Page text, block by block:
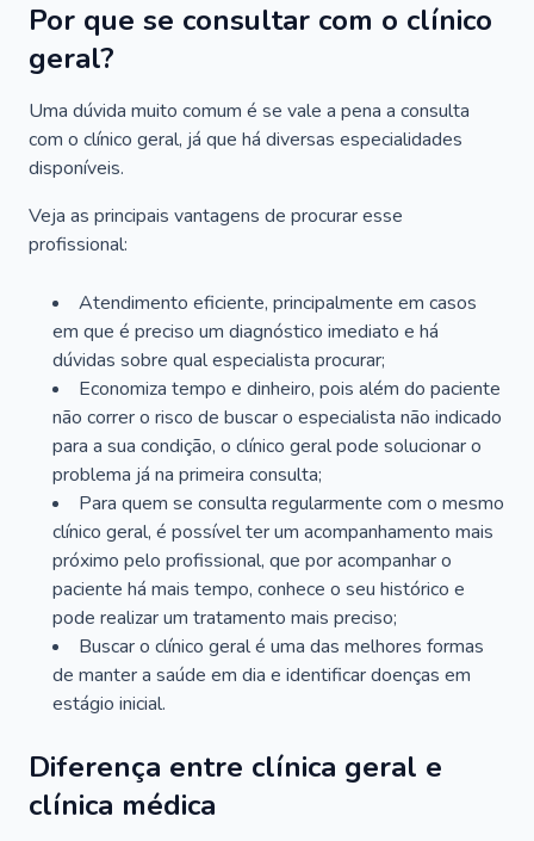
Por que se consultar com o clínico
geral?
Uma dúvida muito comum é se vale a pena a consulta
com o clínico geral, já que há diversas especialidades
disponíveis.
Veja as principais vantagens de procurar esse
profissional:
Atendimento eficiente, principalmente em casos
em que é preciso um diagnóstico imediato e há
dúvidas sobre qual especialista procurar;
Economiza tempo e dinheiro, pois além do paciente
não correr o risco de buscar o especialista não indicado
para a sua condição, o clínico geral pode solucionar o
problema já na primeira consulta;
Para quem se consulta regularmente com o mesmo
clínico geral, é possível ter um acompanhamento mais
próximo pelo profissional, que por acompanhar o
paciente há mais tempo, conhece o seu histórico e
pode realizar um tratamento mais preciso;
Buscar o clínico geral é uma das melhores formas
de manter a saúde em dia e identificar doenças em
estágio inicial.
Diferença entre clínica geral e
clínica médica